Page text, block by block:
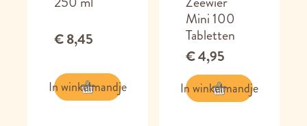
€ 8,45
In winkelmandje
Mini 100
Tabletten
€ 4,95
In winkelmandje